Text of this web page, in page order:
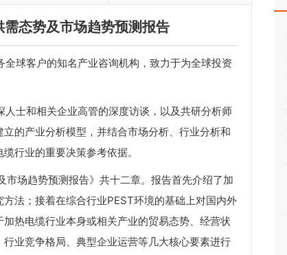
态势及市场趋势预测报告
球客户的知名产业咨询机构，致力于为全球投资
士和相关企业高管的深度访谈，以及共研分析师
的产业分析模型，并结合市场分析、行业分析和
行业的重要决策参考依据。
场趋势预测报告》共十二章。报告首先介绍了加
法；接着在综合行业PEST环境的基础上对国内外
热电缆行业本身或相关产业的贸易态势、经营状
业竞争格局、典型企业运营等几大核心要素进行